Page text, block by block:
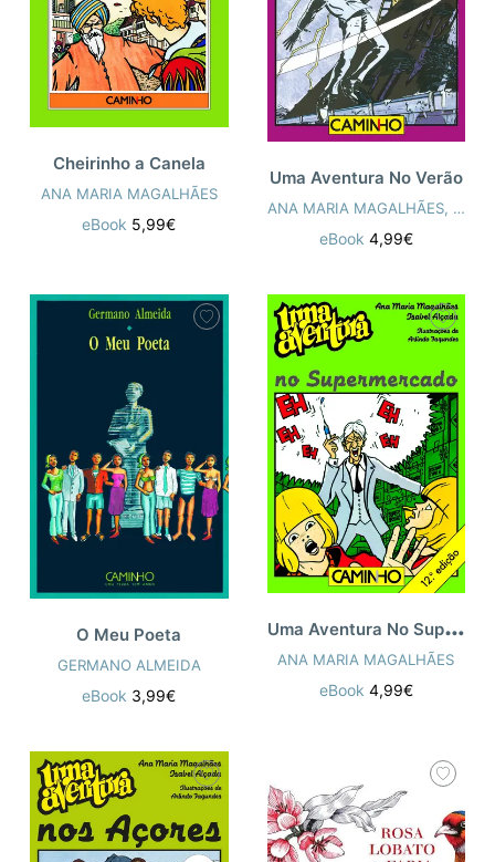
Cheirinho a Canela
ANA MARIA MAGALHÃES
eBook 5,99€
Uma Aventura No Verão
ANA MARIA MAGALHÃES,
eBook 4,99€
O Meu Poeta
GERMANO ALMEIDA
eBook 3,99€
U
ma Aventura No Supermercado
ANA MARIA MAGALHÃES
eBook 4,99€